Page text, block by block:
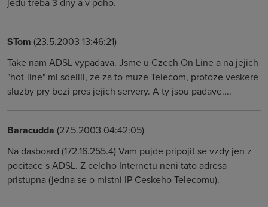
STom (23.5.2003 13:46:21)
Take nam ADSL vypadava. Jsme u Czech On Line a na jejich
"hot-line" mi sdelili, ze za to muze Telecom, protoze veskere
sluzby pry bezi pres jejich servery. A ty jsou padave....
Baracudda (27.5.2003 04:42:05)
Na dasboard (172.16.255.4) Vam pujde pripojit se vzdy jen z
pocitace s ADSL. Z celeho Internetu neni tato adresa
pristupna (jedna se o mistni IP Ceskeho Telecomu).